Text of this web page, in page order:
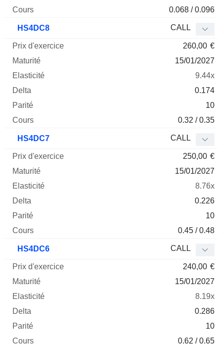
0.068 / 0.096
HS4DC8 CALL
260,00 €
15/01/2027
9.44x
0.174
10
0.32 / 0.35
HS4DC7 CALL
250,00 €
15/01/2027
8.76x
0.226
10
0.45 / 0.48
HS4DC6 CALL
240,00 €
15/01/2027
8.19x
0.286
10
0.62 / 0.65